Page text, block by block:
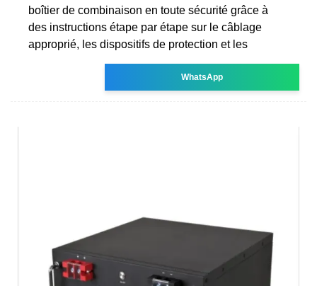
boîtier de combinaison en toute sécurité grâce à
des instructions étape par étape sur le câblage
approprié, les dispositifs de protection et les
WhatsApp